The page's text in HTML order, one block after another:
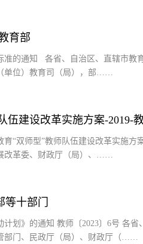
育部
准的通知 各省、自治区、直辖市教
单位）教育司（局），部……
建设改革实施方案-2019-教
“双师型”教师队伍建设改革实施方
改革委、财政厅（局）、……
十部门
划》的通知 教师〔2023〕6号 各
部门、民政厅（局）、财政厅（……